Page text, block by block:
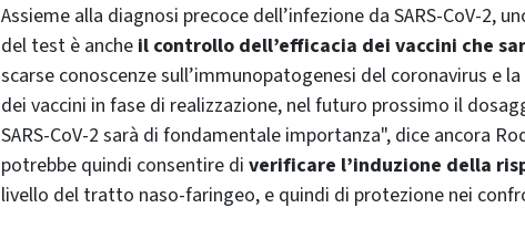
Assieme alla diagnosi precoce dell’infezione da SARS-CoV-2,
del test è anche il controllo dell’efficacia dei vaccini che
scarse conoscenze sull’immunopatogenesi del coronavirus e
dei vaccini in fase di realizzazione, nel futuro prossimo il
SARS-CoV-2 sarà di fondamentale importanza", dice ancora
potrebbe quindi consentire di verificare l’induzione della
livello del tratto naso-faringeo, e quindi di protezione nei